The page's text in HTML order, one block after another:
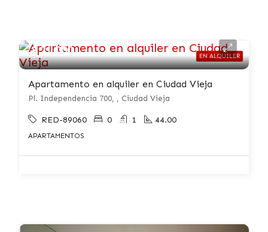
EN ALQUILER
$ 21.000
Apartamento en alquiler en Ciudad Vieja
Pl. Independencia 700, , Ciudad Vieja
RED-89060 0 1 44.00
APARTAMENTOS